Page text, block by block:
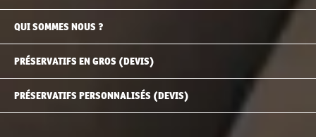
QUI SOMMES NOUS ?
PRÉSERVATIFS EN GROS (DEVIS)
PRÉSERVATIFS PERSONNALISÉS (DEVIS)